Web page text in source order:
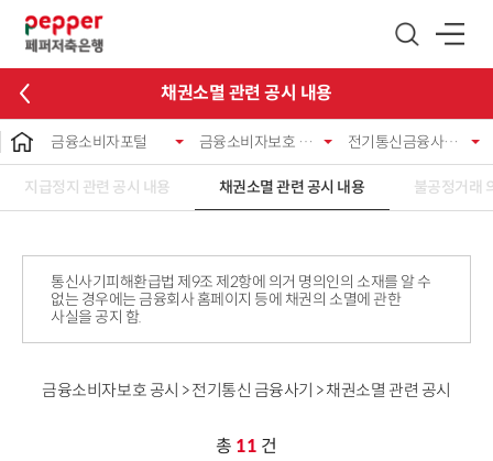
채권소멸 관련 공시 내용
금융소비자포털 금융소비자보호 공시 전기통신금융사기공시
지급정지 관련 공시 내용 채권소멸 관련 공시 내용 불공정거래
통신사기피해환급법 제9조 제2항에 의거 명의인의 소재를 알 수
없는 경우에는 금융회사 홈페이지 등에 채권의 소멸에 관한
사실을 공지 함.
금융소비자보호 공시 > 전기통신 금융사기 > 채권소멸 관련 공시
총 11 건